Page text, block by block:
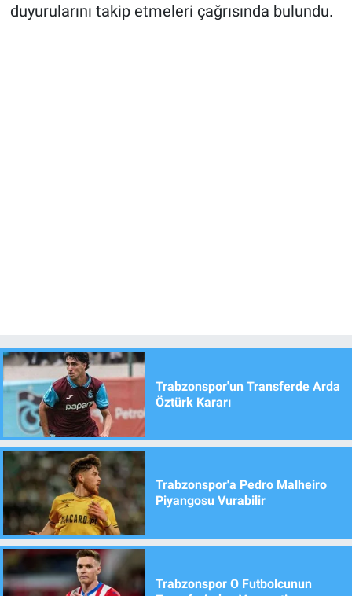
duyurularını takip etmeleri çağrısında bulundu.
Trabzonspor'un Transferde Arda
Öztürk Kararı
Trabzonspor'a Pedro Malheiro
Piyangosu Vurabilir
Trabzonspor O Futbolcunun